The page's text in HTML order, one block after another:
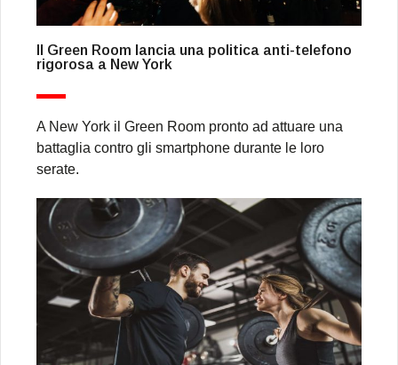
Il Green Room lancia una politica anti-telefono
rigorosa a New York
A New York il Green Room pronto ad attuare una
battaglia contro gli smartphone durante le loro
serate.